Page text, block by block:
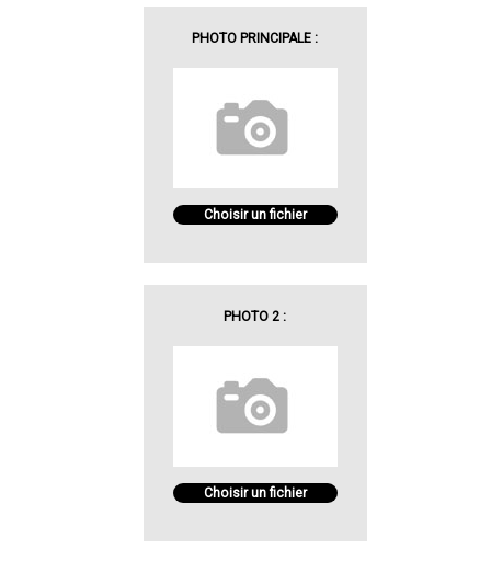
PHOTO PRINCIPALE :
Choisir un fichier
PHOTO 2 :
Choisir un fichier